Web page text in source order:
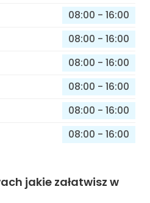
08:00 - 16:00
08:00 - 16:00
08:00 - 16:00
08:00 - 16:00
08:00 - 16:00
08:00 - 16:00
jakie załatwisz w